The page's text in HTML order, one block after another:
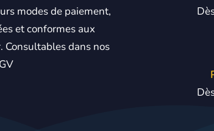
modes de paiement,
et conformes aux
dans nos